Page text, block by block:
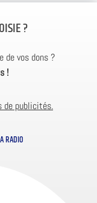
?
de vos dons ?
!
de publicités.
RADIO